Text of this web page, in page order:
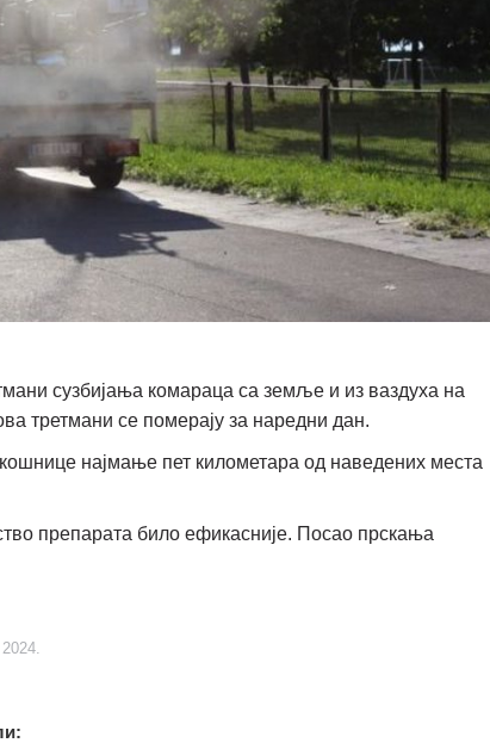
сузбијања комараца са земље и из ваздуха на
третмани се померају за наредни дан.
најмање пет километара од наведених места
препарата било ефикасније. Посао прскања